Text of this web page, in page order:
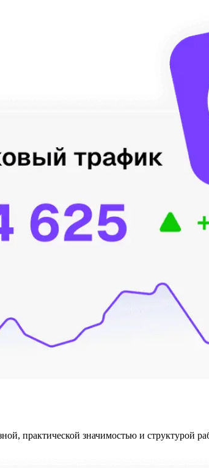
практической значимостью и структурой